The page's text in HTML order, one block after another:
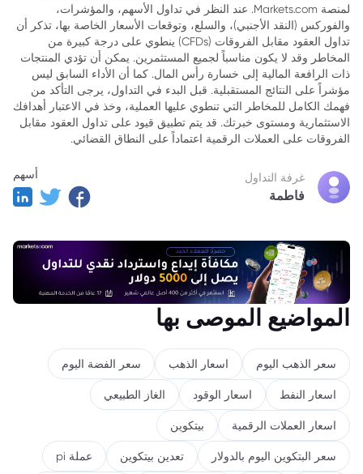
لمنصة Markets.com. عند النظر في تداول الأسهم، والمؤشرات،
والفوركس (النقد الأجنبي)، والسلع، وتوقعات الأسعار الخاصة بها، تذكر أن
تداول العقود مقابل الفروقات (CFDs) ينطوي على درجة كبيرة من
المخاطر وقد لا يكون مناسباً لجميع المستثمرين. يمكن أن تؤدي المنتجات
ذات الرافعة المالية إلى خسارة رأس المال. كما أن الأداء السابق ليس
مؤشراً على النتائج المستقبلية. قبل البدء في التداول، يرجى التأكد من
فهمك الكامل للمخاطر التي تنطوي عليها العملية، وخذ في الاعتبار أهدافك
الاستثمارية ومستوى خبرتك. قد يتم تطبيق قيود على تداول العقود مقابل
الفروقات على العملات الرقمية اعتماداً على النطاق القضائي.
غرفة التداول
فاطمة
أسهم
المواضيع الموصى بها
سعر الذهب اليوم اسعار الذهب سعر الفضة اليوم
اسعار النفط اسعار الوقود الغاز الطبيعي
اسعار العملات الرقمية بيتكوين
سعر البتكوين اليوم بالدولار تعدين بيتكوين عملة pi